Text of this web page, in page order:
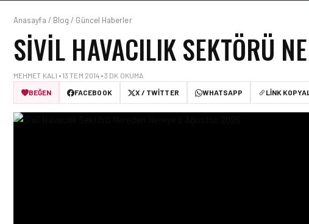
Anasayfa / Blog / Güncel Haberler
SIVIL HAVACILIK SEKTÖRÜ
MEHMET KALI • 13 TEM 2014 • 3 DK OKUMA
BEĞEN
FACEBOOK X / TWITTER WHATSAPP LINK